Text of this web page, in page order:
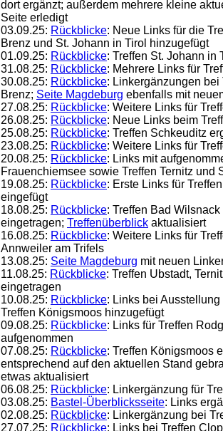
dort ergänzt; außerdem mehrere kleine
Seite erledigt
03.09.25: Rückblicke: Neue Links für die
Brenz und St. Johann in Tirol hinzugefügt
01.09.25: Rückblicke: Treffen St. Johann in
31.08.25: Rückblicke: Mehrere Links für
30.08.25: Rückblicke: Linkergänzungen bei
Brenz; Seite Magdeburg ebenfalls mit
27.08.25: Rückblicke: Weitere Links für
26.08.25: Rückblicke: Neue Links beim
25.08.25: Rückblicke: Treffen Schkeuditz
23.08.25: Rückblicke: Weitere Links für
20.08.25: Rückblicke: Links mit
Frauenchiemsee sowie Treffen Ternitz und
19.08.25: Rückblicke: Erste Links für
eingefügt
18.08.25: Rückblicke: Treffen Bad
eingetragen; Treffenüberblick aktualisiert
16.08.25: Rückblicke: Weitere Links für
Annweiler am Trifels
13.08.25: Seite Magdeburg mit neuen
11.08.25: Rückblicke: Treffen Ubstadt,
eingetragen
10.08.25: Rückblicke: Links bei
Treffen Königsmoos hinzugefügt
09.08.25: Rückblicke: Links für Treffen
aufgenommen
07.08.25: Rückblicke: Treffen Königsmoos
entsprechend auf den aktuellen Stand
etwas aktualisiert
06.08.25: Rückblicke: Linkergänzung für
03.08.25: Bastel-Überblicksseite: Links
02.08.25: Rückblicke: Linkergänzung bei
27.07.25: Rückblicke: Links bei Treffen